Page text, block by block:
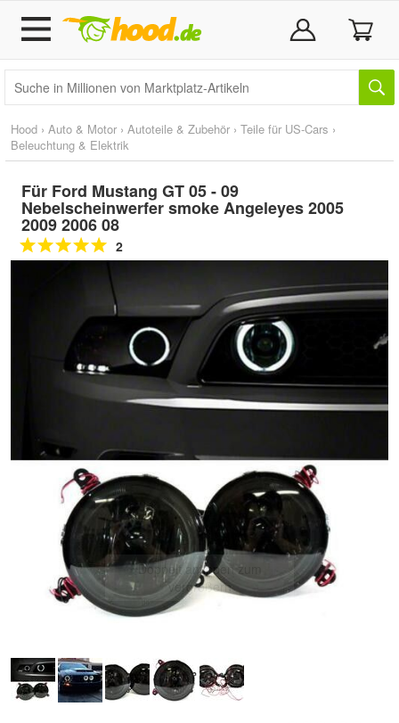
Hood › Auto & Motor › Autoteile & Zubehör › Teile für US-Cars ›
Beleuchtung & Elektrik
Für Ford Mustang GT 05 - 09
Nebelscheinwerfer smoke Angeleyes 2005
2009 2006 08
2
Doppelt antippen zum
vergrößern